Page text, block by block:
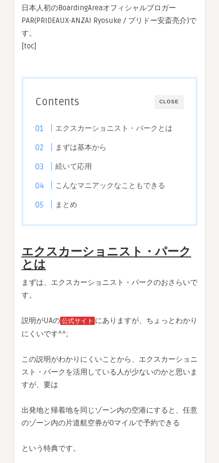
​日本人初のBoardingAreaオフィシャルブロガー
PAR(PRIDEAUX-ANZAI Ryosuke / プリドー安斎亮介)で
す。
[toc]
CLOSE
Contents
エクスカーショニスト・パークとは
まずは基本から
続いて応用
こんなマニアックなこともできる
まとめ
エクスカーショニスト・パーク
とは
まずは、エクスカーショニスト・パークのおさらいで
す。
説明がUAの公式サイト にありますが、ちょっとわかり
にくいです^^;
この説明がわかりにくいことから、エクスカーショニ
スト・パークを活用している人が少ないのかと思いま
すが、要は
出発地と帰着地を同じゾーン内の空港にすると、任意
のゾーン内の片道航空券が0マイルで予約できる
という特典です。